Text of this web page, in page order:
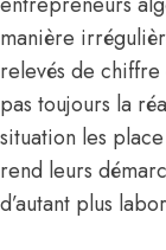
manière
relevés de chiffre
pas toujours la
situation les
rend leurs
d’autant plus